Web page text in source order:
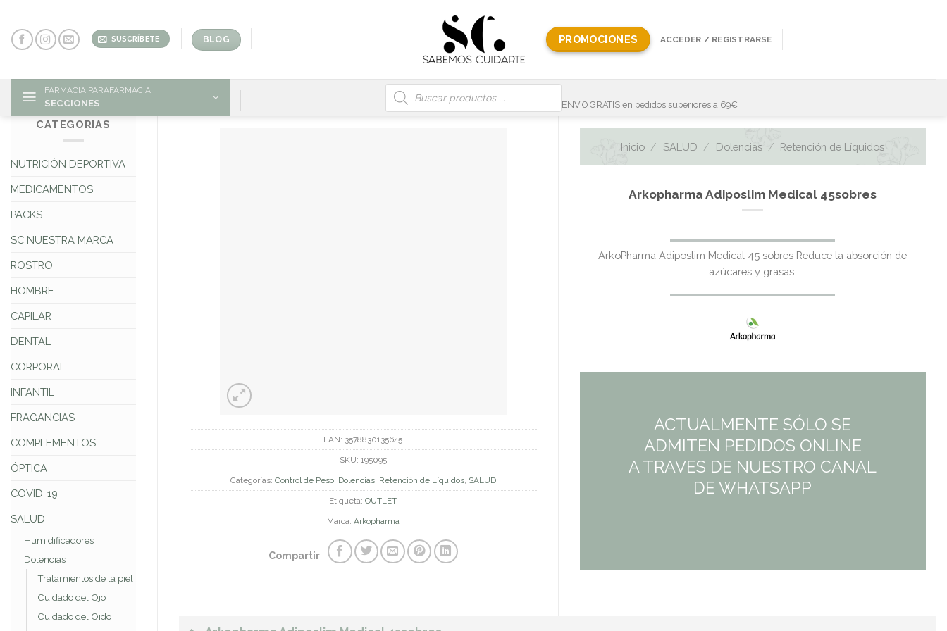
content
SUSCRÍBETE BLOG PROMOCIONES ACCEDER / REGISTRARSE
FARMACIA PARAFARMACIA
SECCIONES
Búsqueda
de
productos
ENVIO GRATIS en pedidos superiores a 69€
CATEGORIAS
NUTRICIÓN DEPORTIVA
MEDICAMENTOS
PACKS
SC NUESTRA MARCA
ROSTRO
HOMBRE
CAPILAR
DENTAL
CORPORAL
INFANTIL
FRAGANCIAS
COMPLEMENTOS
ÓPTICA
COVID-19
SALUD
Humidificadores
Dolencias
Tratamientos de la piel
Cuidado del Ojo
Cuidado del Oido
EAN: 3578830135645
SKU: 195095
Categorías: Control de Peso, Dolencias, Retención de Líquidos, SALUD
Etiqueta:OUTLET
Marca: Arkopharma
Compartir
Inicio / SALUD / Dolencias / Retención de Líquidos
Arkopharma Adiposlim Medical 45sobres
ArkoPharma Adiposlim Medical 45 sobres Reduce la absorción de
azúcares y grasas.
ACTUALMENTE SÓLO SE
ADMITEN PEDIDOS ONLINE
A TRAVES DE NUESTRO CANAL
DE WHATSAPP